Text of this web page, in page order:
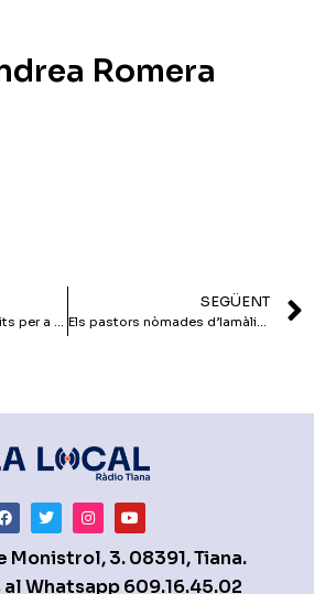
Romera
SEGÜENT
Els pastors nòmades d’Iamàlia, protagonistes de la nova conferència de l’AEU TIMÓ
Monistrol, 3. 08391, Tiana.
al Whatsapp609.16.45.02